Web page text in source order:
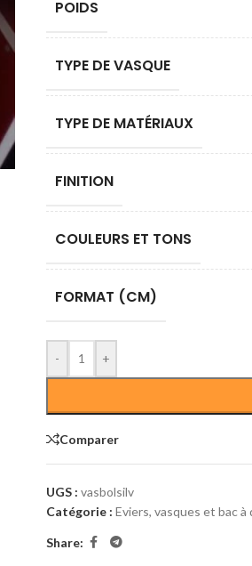
POIDS
TYPE DE VASQUE
TYPE DE MATÉRIAUX
FINITION
COULEURS ET TONS
FORMAT (CM)
- +
Comparer
UGS : vasbolsilv
Catégorie : Eviers, vasques et bac à
Share: